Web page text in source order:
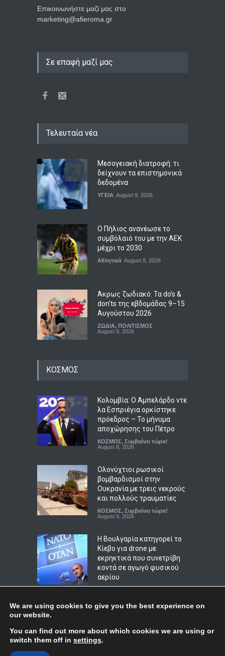
Επικοινωνήστε μαζί μας στο
marketing@afieroma.gr
Σε επαφή μαζί μας
Τελευταία νέα
Μεσογειακή διατροφή: τι
δείχνουν τα επιστημονικά
δεδομένα
ΥΓΕΙΑ August 9, 2026
Ο Πήλιος ανανέωσε το
συμβόλαιό του με την ΑΕΚ
μέχρι το 2030
Αθλητικά August 9, 2026
Άκρως ζωδιακό: Τα do’s &
don’ts της εβδομάδας 9–15
Αυγούστου 2026
ΖΩΔΙΑ, ΠΟΛΙΤΙΣΜΟΣ
August 9, 2026
August 9, 2026
Μεταγραφές φοιτητών:
ποιες είναι οι
προϋποθέσεις
ΚΟΣΜΟΣ
Κολομβία: Ο Αμπελάρδο ντε
λα Εσπριέγια ορκίστηκε
πρόεδρος – Το μήνυμα
αποχώρησης του Πέτρο
ΚΟΣΜΟΣ, Συμβαίνει τώρα!
August 8, 2026
Ολονύχτιοι ρωσικοί
βομβαρδισμοί στην
Ουκρανία με τρεις νεκρούς
και πολλούς τραυματίες
ΚΟΣΜΟΣ, Συμβαίνει τώρα!
August 9, 2026
Η Βουλγαρία κατηγορεί το
Κίεβο για drone με
εκρηκτικά που συνετρίβη
κοντά σε αγωγό φυσικού
αερίου
αντιπολίτευσης εκτόξευσε
αυγά στον αναπληρωτή
Top
We are using cookies to give you the best experience on
our website.
You can find out more about which cookies we are using or
switch them off in settings.